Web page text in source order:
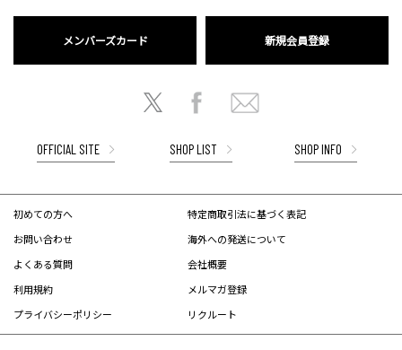
メンバーズカード 新規会員登録
OFFICIAL SITE SHOP LIST SHOP INFO
初めての方へ
お問い合わせ
よくある質問
利用規約
プライバシーポリシー
特定商取引法に基づく表記
海外への発送について
会社概要
メルマガ登録
リクルート